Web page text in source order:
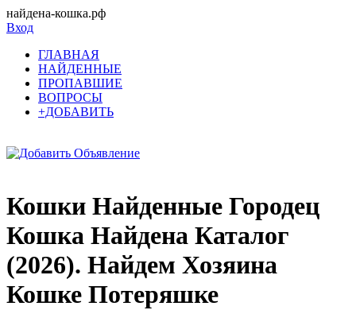
найдена-кошка.рф
Вход
ГЛАВНАЯ
НАЙДЕННЫЕ
ПРОПАВШИЕ
ВОПРОСЫ
+ДОБАВИТЬ
Кошки Найденные Городец
Кошка Найдена Каталог
(2026). Найдем Хозяина
Кошке Потеряшке